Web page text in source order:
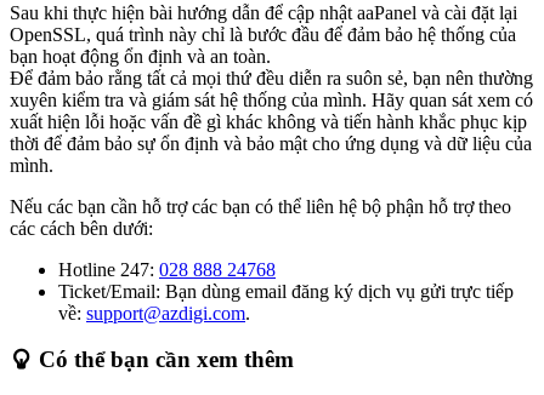
Sau khi thực hiện bài hướng dẫn để cập nhật aaPanel và cài đặt lại
OpenSSL, quá trình này chỉ là bước đầu để đảm bảo hệ thống của
bạn hoạt động ổn định và an toàn.
Để đảm bảo rằng tất cả mọi thứ đều diễn ra suôn sẻ, bạn nên thường
xuyên kiểm tra và giám sát hệ thống của mình. Hãy quan sát xem có
xuất hiện lỗi hoặc vấn đề gì khác không và tiến hành khắc phục kịp
thời để đảm bảo sự ổn định và bảo mật cho ứng dụng và dữ liệu của
mình.
Nếu các bạn cần hỗ trợ các bạn có thể liên hệ bộ phận hỗ trợ theo
các cách bên dưới:
Hotline 247: 028 888 24768
Ticket/Email: Bạn dùng email đăng ký dịch vụ gửi trực tiếp
về: support@azdigi.com.
Có thể bạn cần xem thêm